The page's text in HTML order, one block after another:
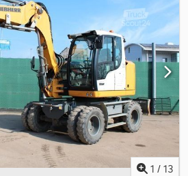
és a tévedések jogát kifejezetten
gépazonosítást szolgálja, és nem
jog értelmében. A szerződés szerinti
általában nem tartalmaz új műszaki
új TÜV-vizsgálatot kér, szívesen adunk
valamelyikében! A gép
felirattal ellátott lehet. Általános
érvényesek.
1 / 13